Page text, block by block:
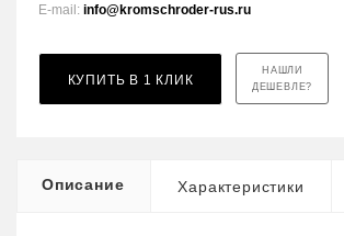
E-mail: info@kromschroder-rus.ru
КУПИТЬ В 1 КЛИК
НАШЛИ
ДЕШЕВЛЕ?
Описание Характеристики